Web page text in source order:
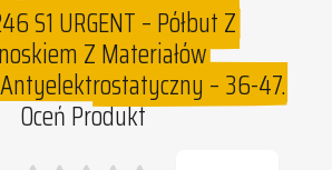
S1 URGENT – Półbut Z
Z Materiałów
– 36-47.
Oceń Produkt